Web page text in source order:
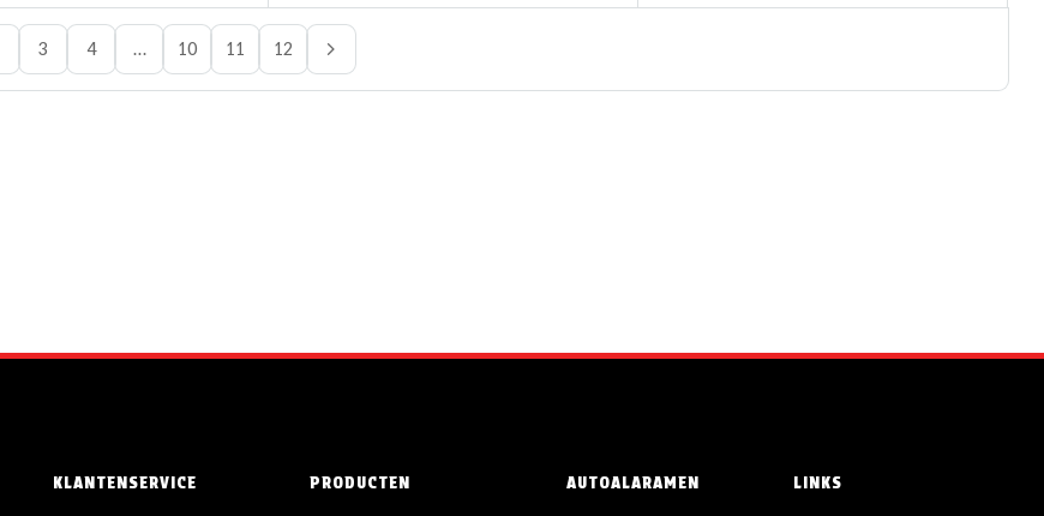
3 4 … 10 11 12
KLANTENSERVICE PRODUCTEN AUTOALARAMEN LINKS